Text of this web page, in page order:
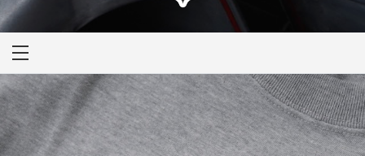
CAPTAIN TOM'S
キャプテントム